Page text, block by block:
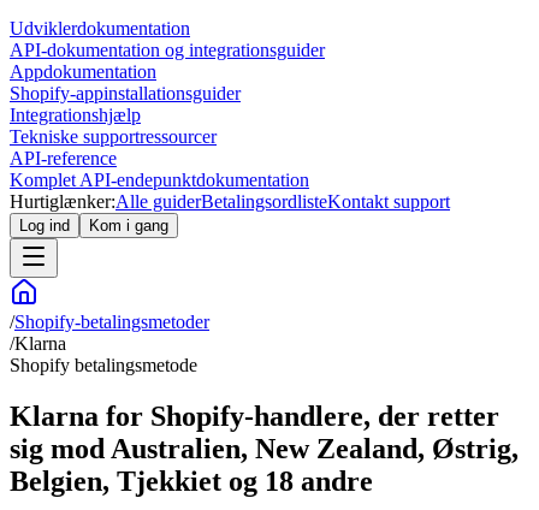
Udviklerdokumentation
API-dokumentation og integrationsguider
Appdokumentation
Shopify-appinstallationsguider
Integrationshjælp
Tekniske supportressourcer
API-reference
Komplet API-endepunktdokumentation
Hurtiglænker:Alle guiderBetalingsordlisteKontakt support
Log ind Kom i gang
/Shopify-betalingsmetoder
/Klarna
Shopify betalingsmetode
Klarna for Shopify-handlere, der retter
sig mod Australien, New Zealand, Østrig,
Belgien, Tjekkiet og 18 andre